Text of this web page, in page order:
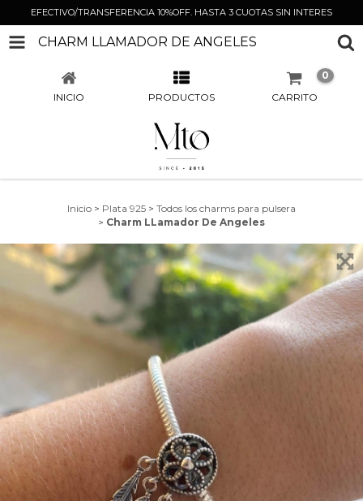
EFECTIVO/TRANSFERENCIA 10%OFF. HASTA 3 CUOTAS SIN INTERES
CHARM LLAMADOR DE ANGELES
INICIO PRODUCTOS CARRITO
0
Inicio > Plata 925 > Todos los charms para pulsera
> Charm LLamador De Angeles